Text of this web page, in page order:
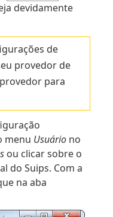
devidamente
de
provedor de
para
menu Usuário no
ou clicar sobre o
do Suips. Com a
na aba